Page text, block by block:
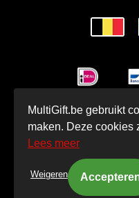
© MultiGift
MultiGift.be gebruikt
maken. Deze cookies
Lees meer
Weigeren